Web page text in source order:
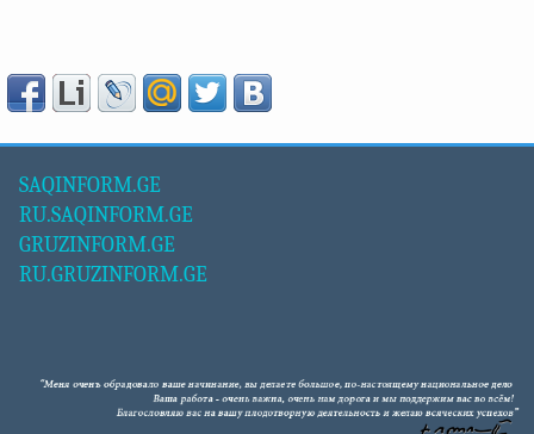
SAQINFORM.GE
RU.SAQINFORM.GE
GRUZINFORM.GE
RU.GRUZINFORM.GE